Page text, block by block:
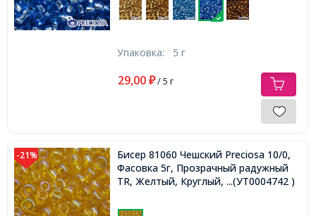
Упаковка: 5 г
29,00 ₽/ 5 г
-21%
Бисер 81060 Чешский Preciosa 10/0,
Фасовка 5г, Прозрачный радужный
TR, Желтый, Круглый,
...(УТ0004742 )